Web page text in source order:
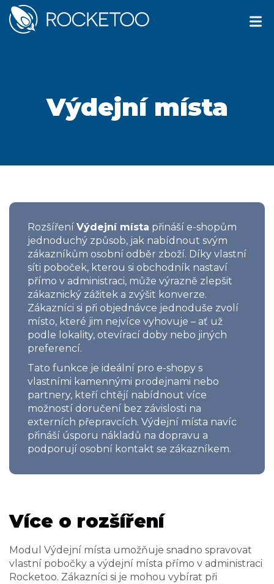
Výdejní místa
Rozšíření Výdejní místa přináší e-shopům
jednoduchý způsob, jak nabídnout svým
zákazníkům osobní odběr zboží. Díky vlastní
síti poboček, kterou si obchodník nastaví
přímo v administraci, může výrazně zlepšit
zákaznický zážitek a zvýšit konverze.
Zákazníci si při objednávce jednoduše zvolí
místo, které jim nejvíce vyhovuje – ať už
podle lokality, otevírací doby nebo jiných
preferencí.
Tato funkce je ideální pro e-shopy s
vlastními kamennými prodejnami nebo
partnery, kteří chtějí nabídnout více
možností doručení bez závislosti na
externích přepravcích. Výdejní místa navíc
přináší úsporu nákladů na dopravu a
podporují osobní kontakt se zákazníkem.
Více o rozšíření
Modul Výdejní místa umožňuje snadno spravovat
vlastní pobočky a výdejní místa přímo v administraci
Rocketoo. Zákazníci si je mohou vybírat při